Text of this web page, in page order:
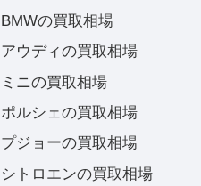
BMWの買取相場
アウディの買取相場
ミニの買取相場
ポルシェの買取相場
プジョーの買取相場
シトロエンの買取相場